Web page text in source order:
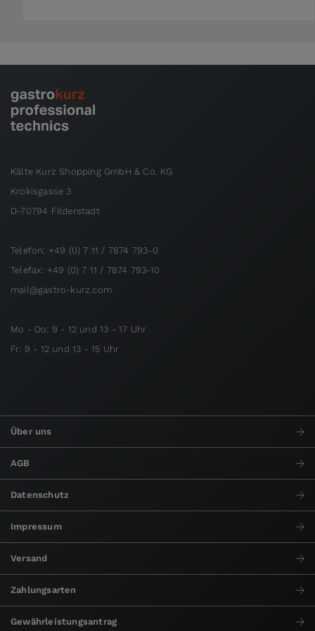
Kälte Kurz Shopping GmbH & Co. KG
Krokisgasse 3
D-70794 Filderstadt
Telefon: +49 (0) 7 11 / 7874 793-0
Telefax: +49 (0) 7 11 / 7874 793-10
mail@gastro-kurz.com
Mo - Do: 9 - 12 und 13 - 17 Uhr
Fr: 9 - 12 und 13 - 15 Uhr
Über uns
AGB
Datenschutz
Impressum
Versand
Zahlungsarten
Gewährleistungsantrag